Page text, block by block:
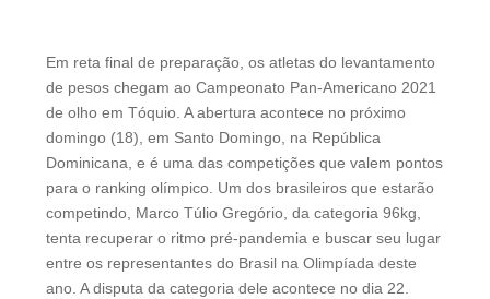
Em reta final de preparação, os atletas do levantamento
de pesos chegam ao Campeonato Pan-Americano 2021
de olho em Tóquio. A abertura acontece no próximo
domingo (18), em Santo Domingo, na República
Dominicana, e é uma das competições que valem pontos
para o ranking olímpico. Um dos brasileiros que estarão
competindo, Marco Túlio Gregório, da categoria 96kg,
tenta recuperar o ritmo pré-pandemia e buscar seu lugar
entre os representantes do Brasil na Olimpíada deste
ano. A disputa da categoria dele acontece no dia 22.